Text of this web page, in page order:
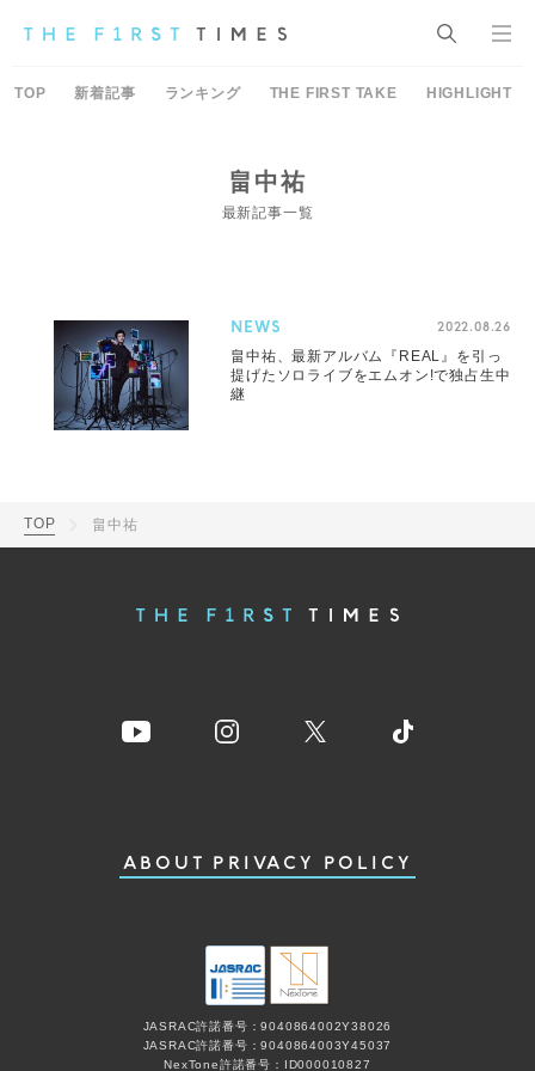
TOP 新着記事 ランキング THE FIRST TAKE HIGHLIGHT
畠中祐
最新記事一覧
NEWS 2022.08.26
畠中祐、最新アルバム『REAL』を引っ
提げたソロライブをエムオン!で独占生中
継
TOP 畠中祐
ABOUT PRIVACY POLICY
JASRAC許諾番号：9040864002Y38026
JASRAC許諾番号：9040864003Y45037
NexTone許諾番号：ID000010827